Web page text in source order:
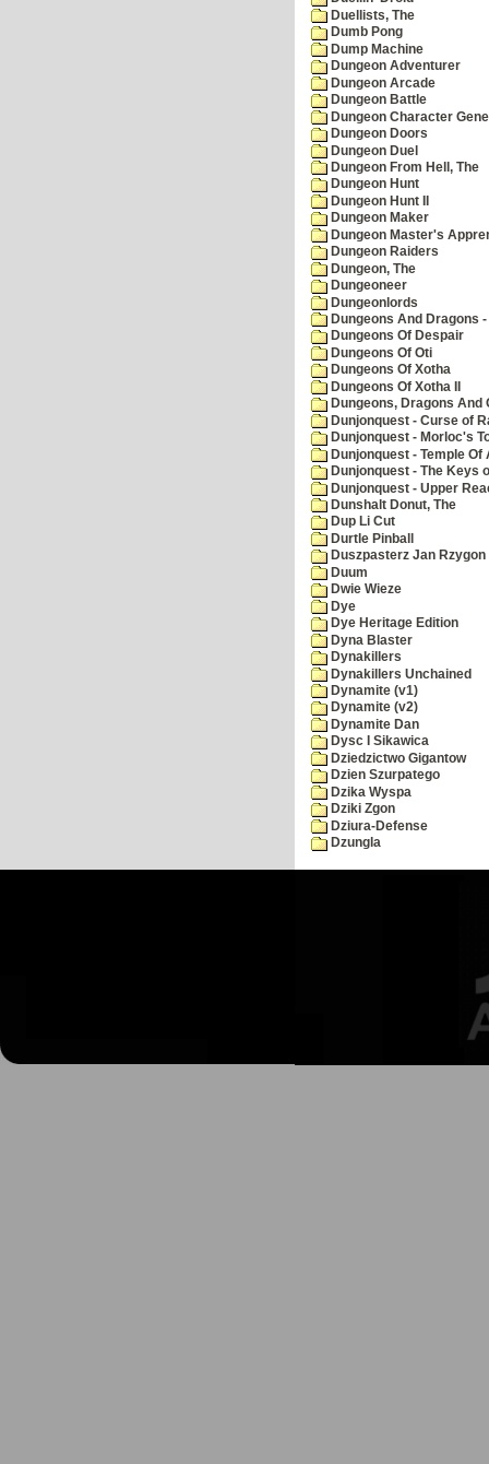
Duellists, The
Dumb Pong
Dump Machine
Dungeon Adventurer
Dungeon Arcade
Dungeon Battle
Dungeon Character
Dungeon Doors
Dungeon Duel
Dungeon From Hell, The
Dungeon Hunt
Dungeon Hunt II
Dungeon Maker
Dungeon Master's
Dungeon Raiders
Dungeon, The
Dungeoneer
Dungeonlords
Dungeons And Dragons
Dungeons Of Despair
Dungeons Of Oti
Dungeons Of Xotha
Dungeons Of Xotha II
Dungeons, Dragons And
Dunjonquest - Curse of
Dunjonquest - Morloc's
Dunjonquest - Temple Of
Dunjonquest - The Keys
Dunjonquest - Upper
Dunshalt Donut, The
Dup Li Cut
Durtle Pinball
Duszpasterz Jan Rzygon
Duum
Dwie Wieze
Dye
Dye Heritage Edition
Dyna Blaster
Dynakillers
Dynakillers Unchained
Dynamite (v1)
Dynamite (v2)
Dynamite Dan
Dysc I Sikawica
Dziedzictwo Gigantow
Dzien Szurpatego
Dzika Wyspa
Dziki Zgon
Dziura-Defense
Dzungla